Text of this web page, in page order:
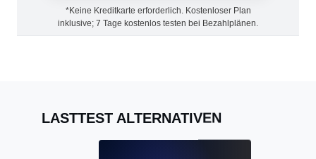
*Keine Kreditkarte erforderlich. Kostenloser Plan
inklusive; 7 Tage kostenlos testen bei Bezahlplänen.
LASTTEST ALTERNATIVEN